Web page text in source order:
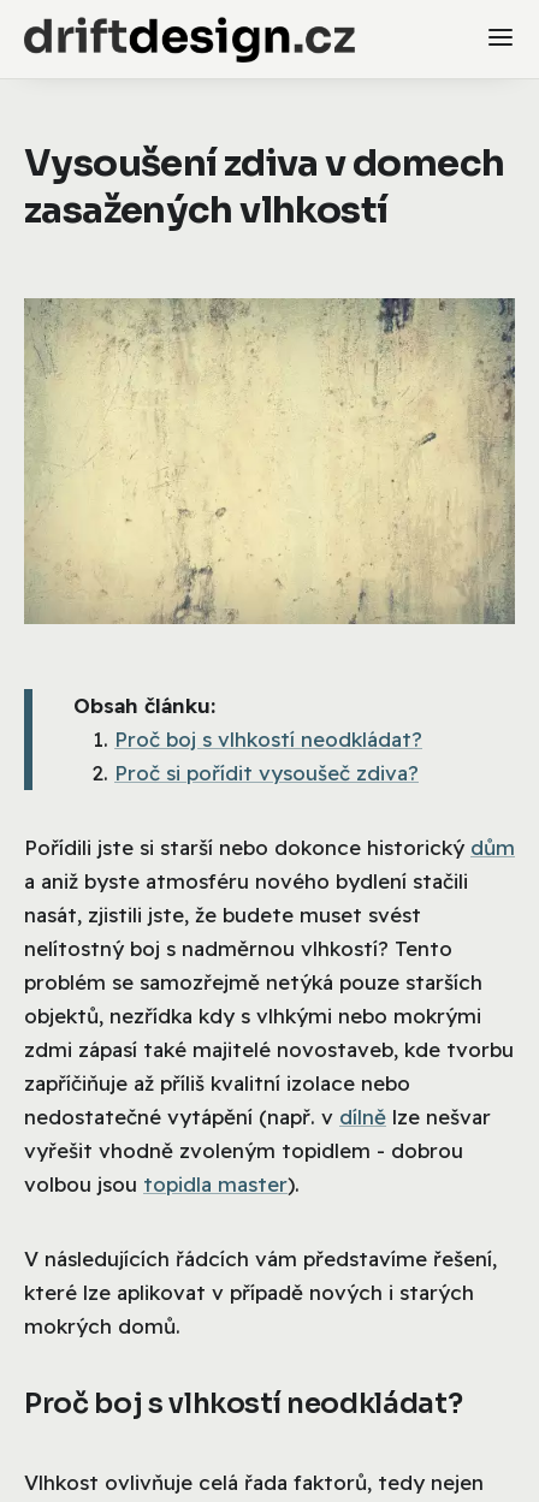
Vysoušení zdiva v domech
zasažených vlhkostí
Obsah článku:
Proč boj s vlhkostí neodkládat?
Proč si pořídit vysoušeč zdiva?
Pořídili jste si starší nebo dokonce historický dům
a aniž byste atmosféru nového bydlení stačili
nasát, zjistili jste, že budete muset svést
nelítostný boj s nadměrnou vlhkostí? Tento
problém se samozřejmě netýká pouze starších
objektů, nezřídka kdy s vlhkými nebo mokrými
zdmi zápasí také majitelé novostaveb, kde tvorbu
zapříčiňuje až příliš kvalitní izolace nebo
nedostatečné vytápění (např. v dílně lze nešvar
vyřešit vhodně zvoleným topidlem - dobrou
volbou jsou topidla master).
V následujících řádcích vám představíme řešení,
které lze aplikovat v případě nových i starých
mokrých domů.
Proč boj s vlhkostí neodkládat?
Vlhkost ovlivňuje celá řada faktorů, tedy nejen